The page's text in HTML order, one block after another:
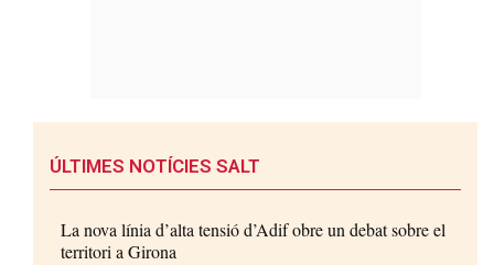
ÚLTIMES NOTÍCIES SALT
La nova línia d’alta tensió d’Adif obre un debat sobre el
territori a Girona